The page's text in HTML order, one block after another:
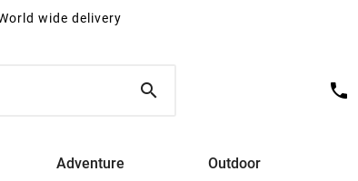
wide delivery
 
Adventure Outdoor